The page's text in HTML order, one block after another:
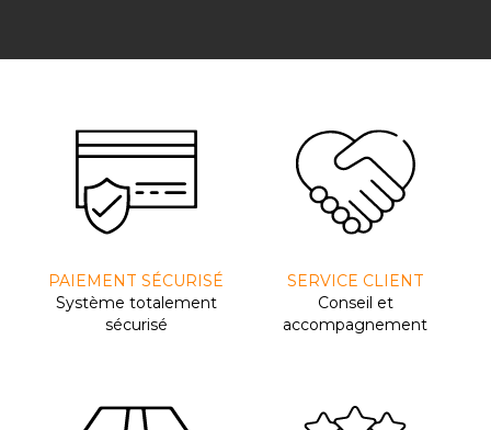
PAIEMENT SÉCURISÉ
Système totalement
sécurisé
SERVICE CLIENT
Conseil et
accompagnement